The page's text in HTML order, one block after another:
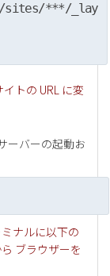
sites/***/_lay
トの URL に変
ーバーの起動お
ナルに以下の
ブラウザーを